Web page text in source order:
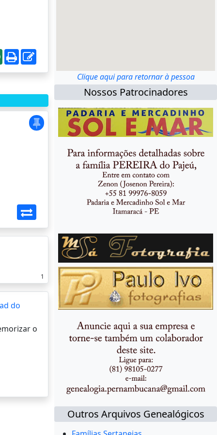
1
do
o
Clique aqui para retornar à pessoa
Nossos Patrocinadores
Outros Arquivos Genealógicos